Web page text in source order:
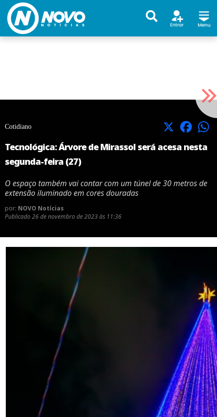
Cotidiano X Facebook
Tecnológica: Árvore de Mirassol será acesa nesta
segunda-feira (27)
O espaço também vai contar com um túnel de 30 metros de
extensão iluminado em cores douradas
por: NOVO Notícias
Publicado 26 de novembro de 2023 às 11:36